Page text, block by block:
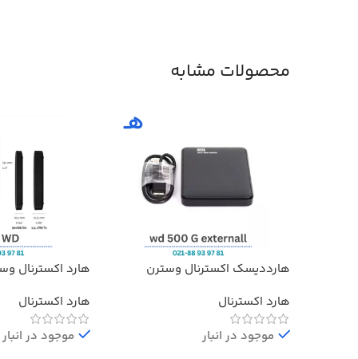
محصولات مشابه
هارددیسک اکسترنال وسترن
Elements External Hard Drive –
500GB
هارد اکسترنال
موجود در انبار
هارد اکسترنال
هارد اکسترنال
موجود در انبار